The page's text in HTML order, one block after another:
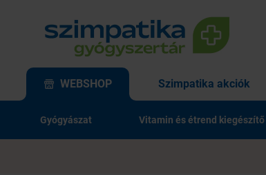
WEBSHOP Szimpatika akciók
Gyógyászat Vitamin és étrend kiegészítő